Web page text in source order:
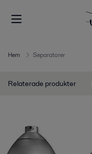
Hem Separatorer
Relaterade produkter